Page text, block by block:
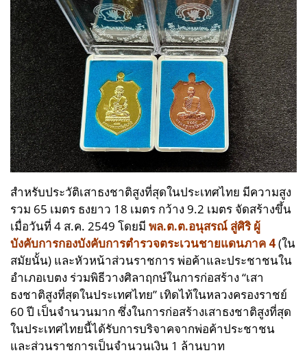
สำหรับประวัติเสาธงชาติสูงที่สุดในประเทศไทย มีความสูง
รวม 65 เมตร ธงยาว 18 เมตร กว้าง 9.2 เมตร จัดสร้างขึ้น
เมื่อวันที่ 4 ส.ค. 2549 โดยมี พล.ต.ต.อนุสรณ์ สู่ศิริ ผู้
บังคับการกองบังคับการตำรวจตระเวนชายแดนภาค 4(ใน
สมัยนั้น) และหัวหน้าส่วนราชการ พ่อค้าและประชาชนใน
อำเภอเบตง ร่วมพิธีวางศิลาฤกษ์ในการก่อสร้าง “เสา
ธงชาติสูงที่สุดในประเทศไทย” เทิดไท้ในหลวงครองราชย์
60 ปี เป็นจำนวนมาก ซึ่งในการก่อสร้างเสาธงชาติสูงที่สุด
ในประเทศไทยนี้ได้รับการบริจาคจากพ่อค้าประชาชน
และส่วนราชการเป็นจำนวนเงิน 1 ล้านบาท